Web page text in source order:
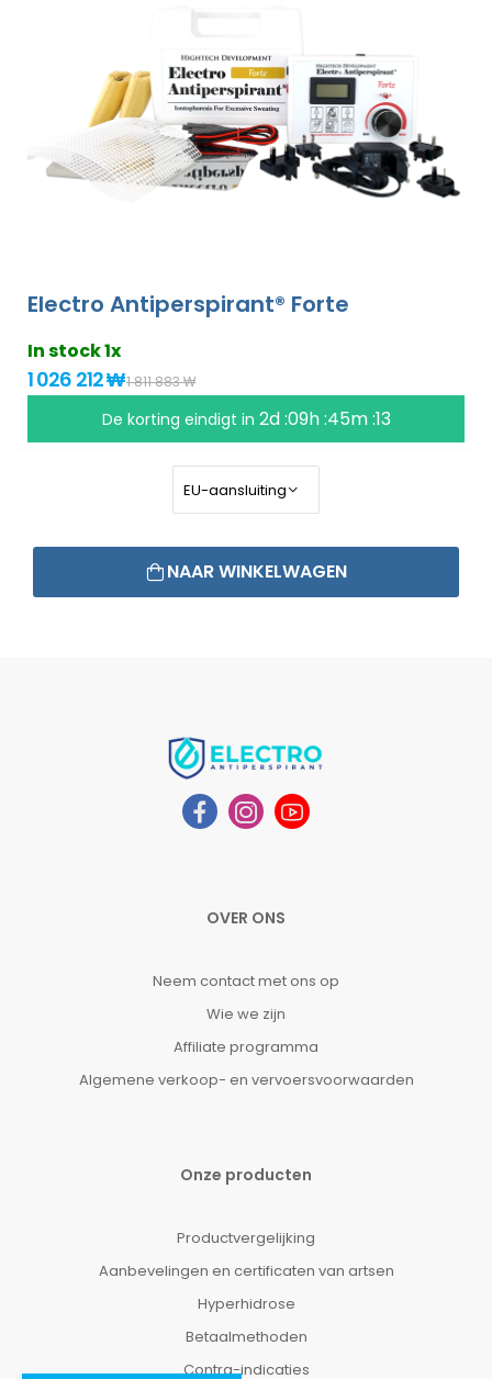
Electro Antiperspirant® Forte
In stock 1x
1 026 212 ₩1 811 883 ₩
De korting eindigt in 2d :09h :45m :13
NAAR WINKELWAGEN
OVER ONS
Neem contact met ons op
Wie we zijn
Affiliate programma
Algemene verkoop- en vervoersvoorwaarden
Onze producten
Productvergelijking
Aanbevelingen en certificaten van artsen
Hyperhidrose
Betaalmethoden
Contra-indicaties